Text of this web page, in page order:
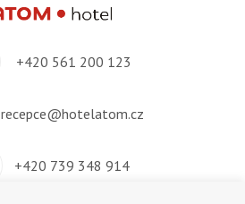
+420 561 200 123
recepce@hotelatom.cz
+420 739 348 914